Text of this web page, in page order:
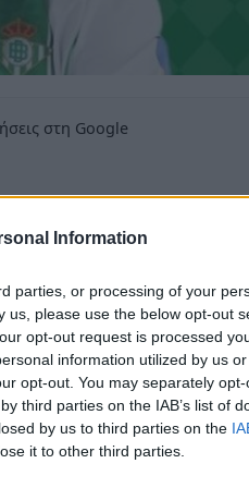
Information
parties, or processing of your
please use the below opt-out
opt-out request is processed
information utilized by us
opt-out. You may separately
third parties on the IAB’s list of
by us to third parties on the
it to other third parties.
στη Google
ερυθρόλευκα,
του στην
Ανδαλουσίας.
Μαρκ